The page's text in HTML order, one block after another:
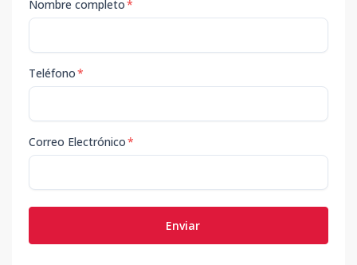
Nombre completo*
Teléfono*
Correo Electrónico*
Enviar